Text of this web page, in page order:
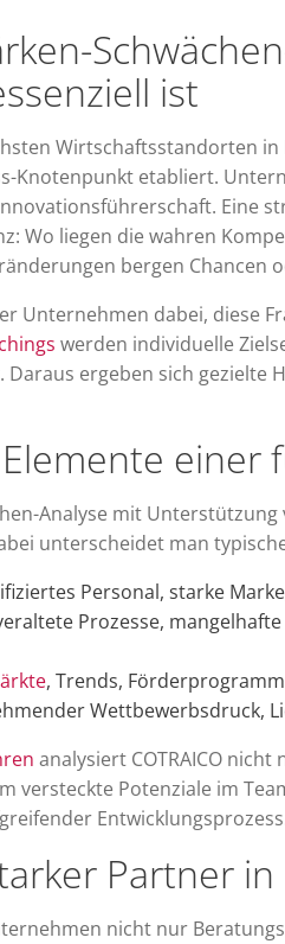
ist
Wirtschaftsstandorten
Knotenpunkt etabliert.
Eine
Wo liegen die wahren
bergen Chancen
Unternehmen dabei, diese
werden individuelle
Daraus ergeben sich gezielte
einer
Analyse mit Unterstützung
unterscheidet man
Personal, starke
Prozesse,
, Trends,
Wettbewerbsdruck,
analysiert COTRAICO
versteckte Potenziale im
Partner
nicht nur